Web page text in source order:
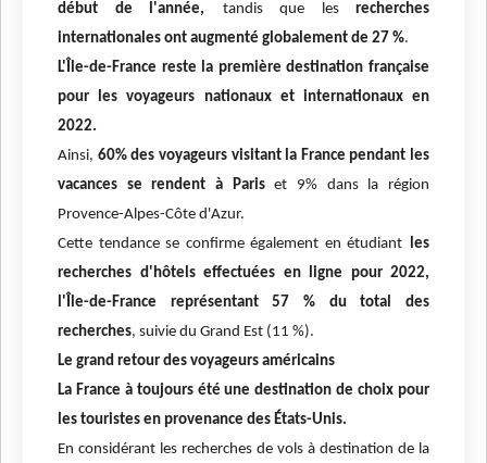
début de l'année,
tandis que les recherches
internationales ont augmenté globalement de 27 %.
L'Île-de-France reste la première destination française
pour les voyageurs nationaux et internationaux en
2022.
Ainsi, 60% des voyageurs visitant la France pendant les
vacances se rendent à Pariset 9% dans la région
Provence-Alpes-Côte d'Azur.
Cette tendance se confirme également en étudiant les
recherches d'hôtels effectuées en ligne pour 2022,
l'Île-de-France représentant 57 % du total des
recherches, suivie du Grand Est (11 %).
Le grand retour des voyageurs américains
La France à toujours été une destination de choix pour
les touristes en provenance des États-Unis.
En considérant les recherches de vols à destination de la